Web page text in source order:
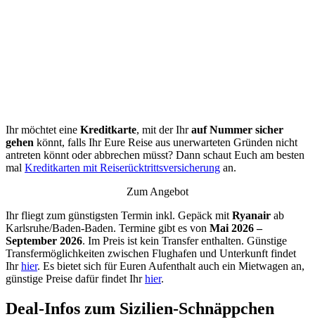
Ihr möchtet eine Kreditkarte, mit der Ihrauf Nummer sicher
gehen könnt, falls Ihr Eure Reise aus unerwarteten Gründen nicht
antreten könnt oder abbrechen müsst? Dann schaut Euch am besten
mal Kreditkarten mit Reiserücktrittsversicherung an.
Zum Angebot
Ihr fliegt zum günstigsten Termin inkl. Gepäck mit Ryanair ab
Karlsruhe/Baden-Baden. Termine gibt es von Mai 2026 –
September 2026. Im Preis ist kein Transfer enthalten. Günstige
Transfermöglichkeiten zwischen Flughafen und Unterkunft findet
Ihrhier. Es bietet sich für Euren Aufenthalt auch ein Mietwagen an,
günstige Preise dafür findet Ihrhier.
Deal-Infos zum Sizilien-Schnäppchen